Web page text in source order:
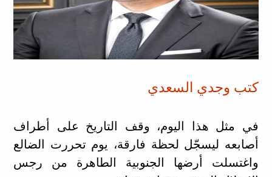
كتب وجدي السعدي
في مثل هذا اليوم، وقف التاريخ على أطراف
أصابعه ليسجّل لحظة فارقة، يوم تحررت الضالع
واغتسلت أرضها الجنوبية الطاهرة من رجس